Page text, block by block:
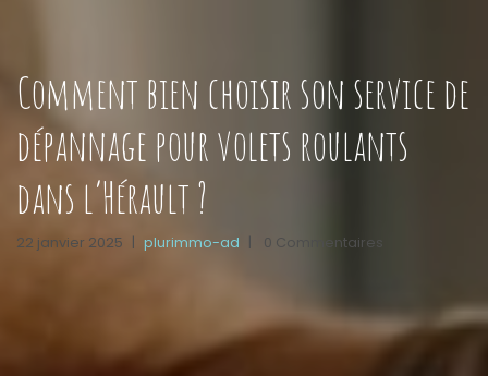
Comment bien choisir son service de
dépannage pour volets roulants
dans l’Hérault ?
22 janvier 2025 | plurimmo-ad 0 Commentaires